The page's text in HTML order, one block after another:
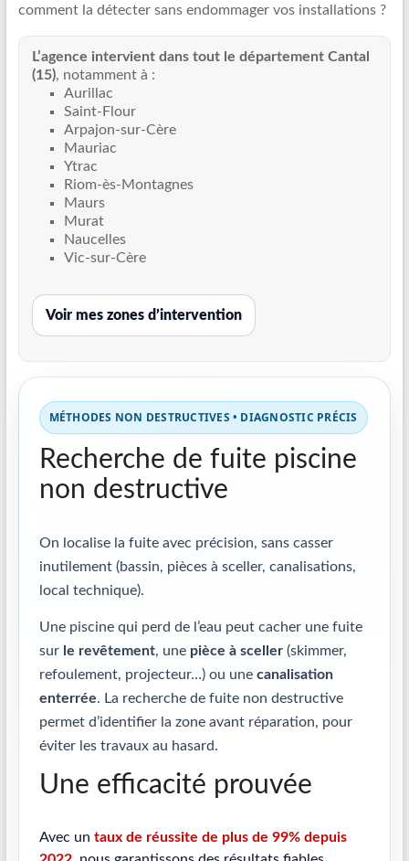
de
fuite
piscine
partout
réparation
canalisations
comment la détecter sans endommager vos installations ?
L’agence intervient dans tout le département Cantal
(15), notamment à :
Aurillac
Saint-Flour
Arpajon-sur-Cère
Mauriac
Ytrac
Riom-ès-Montagnes
Maurs
Murat
Naucelles
Vic-sur-Cère
Voir mes zones d’intervention
MÉTHODES NON DESTRUCTIVES • DIAGNOSTIC PRÉCIS
Recherche de fuite piscine
non destructive
On localise la fuite avec précision, sans casser
inutilement (bassin, pièces à sceller, canalisations,
local technique).
Une piscine qui perd de l’eau peut cacher une fuite
sur le revêtement, une pièce à sceller(skimmer,
refoulement, projecteur…) ou une canalisation
enterrée. La recherche de fuite non destructive
permet d’identifier la zone avant réparation, pour
éviter les travaux au hasard.
Une efficacité prouvée
Avec un taux de réussite de plus de 99% depuis